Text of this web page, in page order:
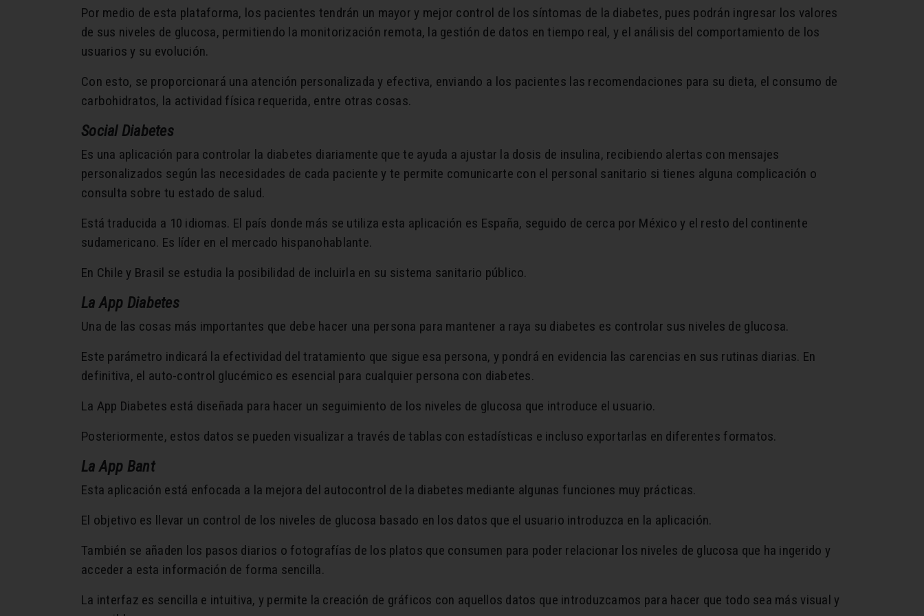
Por medio de esta plataforma, los pacientes tendrán un mayor y mejor control de los síntomas de la diabetes, pues podrán ingresar los valores
de sus niveles de glucosa, permitiendo la monitorización remota, la gestión de datos en tiempo real, y el análisis del comportamiento de los
usuarios y su evolución.
Con esto, se proporcionará una atención personalizada y efectiva, enviando a los pacientes las recomendaciones para su dieta, el consumo de
carbohidratos, la actividad física requerida, entre otras cosas.
Social Diabetes
Es una aplicación para controlar la diabetes diariamente que te ayuda a ajustar la dosis de insulina, recibiendo alertas con mensajes
personalizados según las necesidades de cada paciente y te permite comunicarte con el personal sanitario si tienes alguna complicación o
consulta sobre tu estado de salud.
Está traducida a 10 idiomas. El país donde más se utiliza esta aplicación es España, seguido de cerca por México y el resto del continente
sudamericano. Es líder en el mercado hispanohablante.
En Chile y Brasil se estudia la posibilidad de incluirla en su sistema sanitario público.
La App Diabetes
Una de las cosas más importantes que debe hacer una persona para mantener a raya su diabetes es controlar sus niveles de glucosa.
Este parámetro indicará la efectividad del tratamiento que sigue esa persona, y pondrá en evidencia las carencias en sus rutinas diarias. En
definitiva, el auto-control glucémico es esencial para cualquier persona con diabetes.
La App Diabetes está diseñada para hacer un seguimiento de los niveles de glucosa que introduce el usuario.
Posteriormente, estos datos se pueden visualizar a través de tablas con estadísticas e incluso exportarlas en diferentes formatos.
La App Bant
Esta aplicación está enfocada a la mejora del autocontrol de la diabetes mediante algunas funciones muy prácticas.
El objetivo es llevar un control de los niveles de glucosa basado en los datos que el usuario introduzca en la aplicación.
También se añaden los pasos diarios o fotografías de los platos que consumen para poder relacionar los niveles de glucosa que ha ingerido y
acceder a esta información de forma sencilla.
La interfaz es sencilla e intuitiva, y permite la creación de gráficos con aquellos datos que introduzcamos para hacer que todo sea más visual y